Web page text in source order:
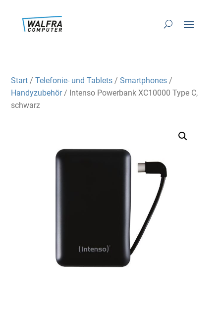
Start /Telefonie- und Tablets /Smartphones /
Handyzubehör/ Intenso Powerbank XC10000 Type C,
schwarz